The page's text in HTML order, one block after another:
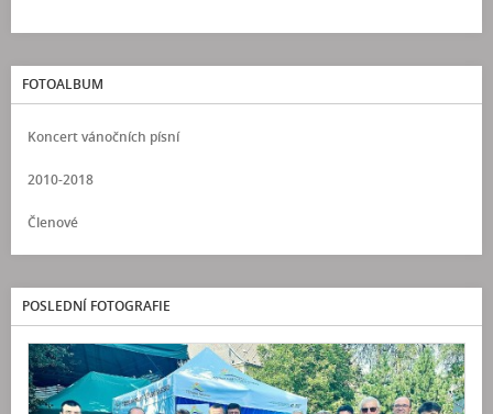
FOTOALBUM
Koncert vánočních písní
2010-2018
Členové
POSLEDNÍ FOTOGRAFIE